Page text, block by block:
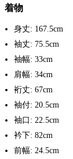
着物
身丈: 167.5cm
袖丈: 75.5cm
袖幅: 33cm
肩幅: 34cm
裄丈: 67cm
袖付: 20.5cm
袖口: 22.5cm
衿下: 82cm
前幅: 24.5cm